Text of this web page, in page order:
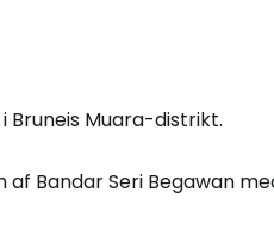
Bruneis Muara-distrikt.
Bandar Seri Begawan